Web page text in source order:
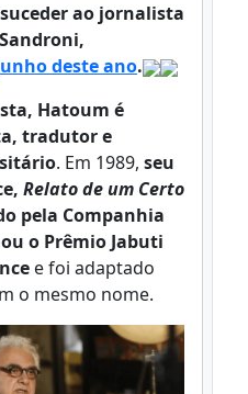
ao jornalista
deste ano.
Hatoum é
tradutor e
. Em 1989, seu
Relato de um Certo
pela Companhia
o Prêmio Jabuti
e foi adaptado
o mesmo nome.